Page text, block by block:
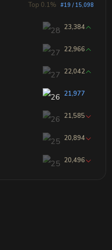
Top 0.1% #19 / 15,098
23,384
22,966
22,042
21,977
21,585
20,894
20,496